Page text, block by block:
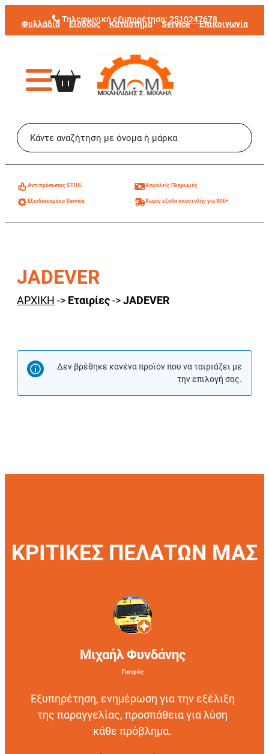
Μετάβαση
στο
Τηλεφωνική εξυπηρέτηση: 2510247678
Φυλλάδια Είσοδος Κατάστημα Service Επικοινωνία
Aντιπρόσωπος STIHL Ασφαλείς Πληρωμές
Εξειδικευμένο Service Χωρίς εξοδα αποστολής για 80€+
JADEVER
ΑΡΧΙΚΗ -> Εταιρίες->JADEVER
Δεν βρέθηκε κανένα προϊόν που να ταιριάζει με
την επιλογή σας.
ΚΡΙΤΙΚΕΣ ΠΕΛΑΤΩΝ ΜΑΣ
Μιχαήλ Φυνδάνης
Γιατρός
Εξυπηρέτηση, ενημέρωση για την εξέλιξη
της παραγγελίας, προσπάθεια για λύση
κάθε πρόβλημα.